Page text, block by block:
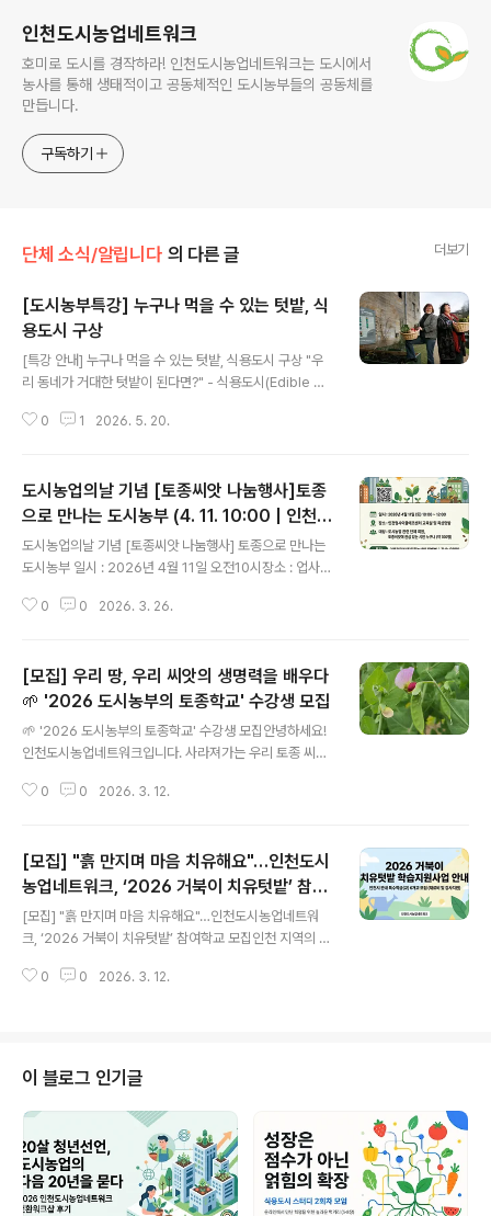
인천도시농업네트워크
호미로 도시를 경작하라! 인천도시농업네트워크는 도시에서
농사를 통해 생태적이고 공동체적인 도시농부들의 공동체를
만듭니다.
구독하기
단체 소식/알립니다 의 다른 글 더보기
[도시농부특강] 누구나 먹을 수 있는 텃밭, 식
용도시 구상
[특강 안내] 누구나 먹을 수 있는 텃밭, 식용도시 구상 "우
리 동네가 거대한 텃밭이 된다면?" - 식용도시(Edible Cit
입니다. 😊매일 걷는 보도블록 사이, 딱딱한 아스팔트와 빌
수확해 먹을 수 있는 도시. 바로 '식용도시(Edible Cit
y)'에 대한 이야기입니다.도시농업의 새로운 미래를 고민
하는 분들을 위해, 아주 특별한 특강을 준비했습니다. 🌱
식용도시(Edible City)란 무엇일까요?'식용도시'는 도시
내 유휴 공간(공원, 관공서 앞, 가로수 밑 등)을 식재 공간으
로 활용하여 채소, 과일, 허브 등을 키우는 도시..
0 1 2026. 5. 20.
도시농업의날 기념 [토종씨앗 나눔행사]토종
으로 만나는 도시농부 (4. 11. 10:00 | 인천업
사이클에코센터)
도시농업의날 기념 [토종씨앗 나눔행사] 토종으로 만나는
도시농부 일시 : 2026년 4월 11일 오전10시장소 : 업사이
토종농사와 재배법나눔 : 단체활동나눔, 토종씨앗나눔대상
눔행사 참가 신청 및 설문2026년 4월 11일(토)에 개최되
는 '토종으로 만나는 도시농부' 행사의 참가 신청서입니다.
2026 도시농업의날 기념 토종씨앗 나눔행사 토종으로 만
나는 도시농부 2026년 4월 11일 (토) 10:00 ~ 12:00 인
터, 토종씨드림인천지부, 씨앗이음, 해바..
0 0 2026. 3. 26.
[모집] 우리 땅, 우리 씨앗의 생명력을 배우다
🌱 '2026 도시농부의 토종학교' 수강생 모집
🌱 '2026 도시농부의 토종학교' 수강생 모집안녕하세요!
인천도시농업네트워크입니다. 사라져가는 우리 토종 씨앗
026 도시농부의 토종학교'**가 문을 엽니다.단순한 농사
들께 추천합니다!토종 씨앗의 가치와 보존에 관심이 있는
분내 손으로 직접 건강한 먹거리를 키워보고 싶은 분도심
속에서 자원순환과 생태 농업을 실천하고 싶은 분이웃과
함께 농사의 즐거움을 나누고 싶은 분📋 프로그램 개요일
시: 2026년 4월 3일 ~ 11월 (매주 금요일 오전 10시 ~ 1
2시 30분)대상: 토종에 관심 있는 시민 선착순 15명장소:
0 0 2026. 3. 12.
[모집] "흙 만지며 마음 치유해요"…인천도시
농업네트워크, ‘2026 거북이 치유텃밭’ 참여
학교 모집
[모집] "흙 만지며 마음 치유해요"…인천도시농업네트워
크, ‘2026 거북이 치유텃밭’ 참여학교 모집인천 지역의 특
얻을 수 있는 특별한 기회가 찾아옵니다.(사)인천도시농업
업을 실천하기 위해 기획되었으며, 전문가의 지도 아래 아
이들의 성장을 돕는 맞춤형 치유 프로그램을 제공할 예정
입니다. 🌿 사업 개요 및 지원 내용이번 사업에 선정된 학
교는 오는 4월부터 11월까지 전문적인 텃밭 치유 프로그램
을 전액 지원받게 됩니다. 주요 지원 사항은 다음과 같습니
다.전문 강사단 파견: 도시농업관리사 자..
0 0 2026. 3. 12.
이 블로그 인기글